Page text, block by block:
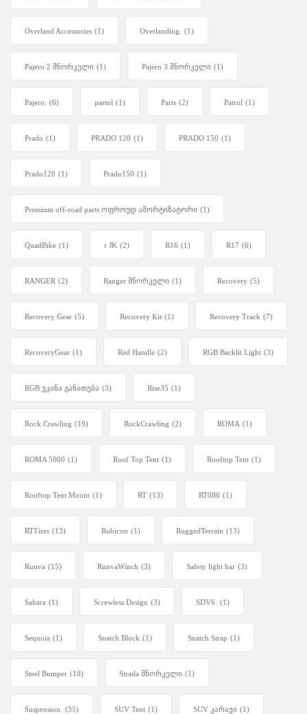
Overland Accessories (1) Overlanding. (1)
Pajero 2 შნორკელი (1) Pajero 3 შნორკელი (1)
Pajero. (6) partol (1) Parts (2) Patrol (1)
Prado (1) PRADO 120 (1) PRADO 150 (1)
Prado120 (1) Prado150 (1)
Premium off-road parts ოფროუდ ამორტიზატორი (1)
QuadBike (1) r JK (2) R16 (1) R17 (6)
RANGER (2) Ranger შნორკელი (1) Recovery (5)
Recovery Gear (5) Recovery Kit (1) Recovery Track (7)
RecoveryGear (1) Red Handle (2) RGB Backlit Light (3)
RGB უკანა განათება (3) Rise35 (1)
Rock Crawling (19) RockCrawling (2) ROMA (1)
ROMA 5000 (1) Roof Top Tent (1) Rooftop Tent (1)
Rooftop Tent Mount (1) RT (13) RT080 (1)
RTTires (13) Rubicon (1) RuggedTerrain (13)
Runva (15) RunvaWinch (3) Safety light bar (3)
Sahara (1) Screwless Design (3) SDV6. (1)
Sequoia (1) Snatch Block (1) Snatch Strap (1)
Steel Bumper (10) Strada შნორკელი (1)
Suspension. (35) SUV Tent (1) SUV კარავი (1)